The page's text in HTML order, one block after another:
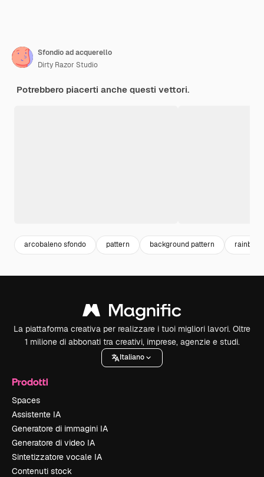
Sfondio ad acquerello
Dirty Razor Studio
Potrebbero piacerti anche questi vettori.
arcobaleno sfondo pattern background pattern rainbow
La piattaforma creativa per realizzare i tuoi migliori lavori. Oltre
1 milione di abbonati tra creativi, imprese, agenzie e studi.
Italiano
Prodotti
Spaces
Assistente IA
Generatore di immagini IA
Generatore di video IA
Sintetizzatore vocale IA
Contenuti stock